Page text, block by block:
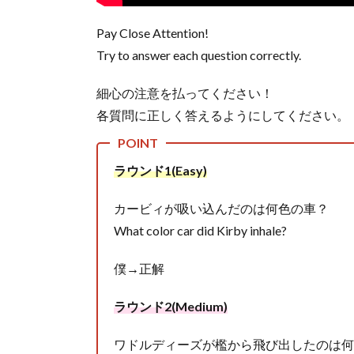
Pay Close Attention!
Try to answer each question correctly.
細心の注意を払ってください！
各質問に正しく答えるようにしてください。
ラウンド1(Easy)
カービィが吸い込んだのは何色の車？
What color car did Kirby inhale?
僕→正解
ラウンド2(Medium)
ワドルディーズが檻から飛び出したのは